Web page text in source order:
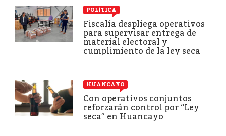
POLÍTICA
Fiscalía despliega operativos
para supervisar entrega de
material electoral y
cumplimiento de la ley seca
HUANCAYO
Con operativos conjuntos
reforzarán control por “Ley
seca” en Huancayo